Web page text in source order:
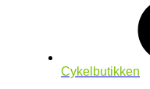
Cykelbutikken